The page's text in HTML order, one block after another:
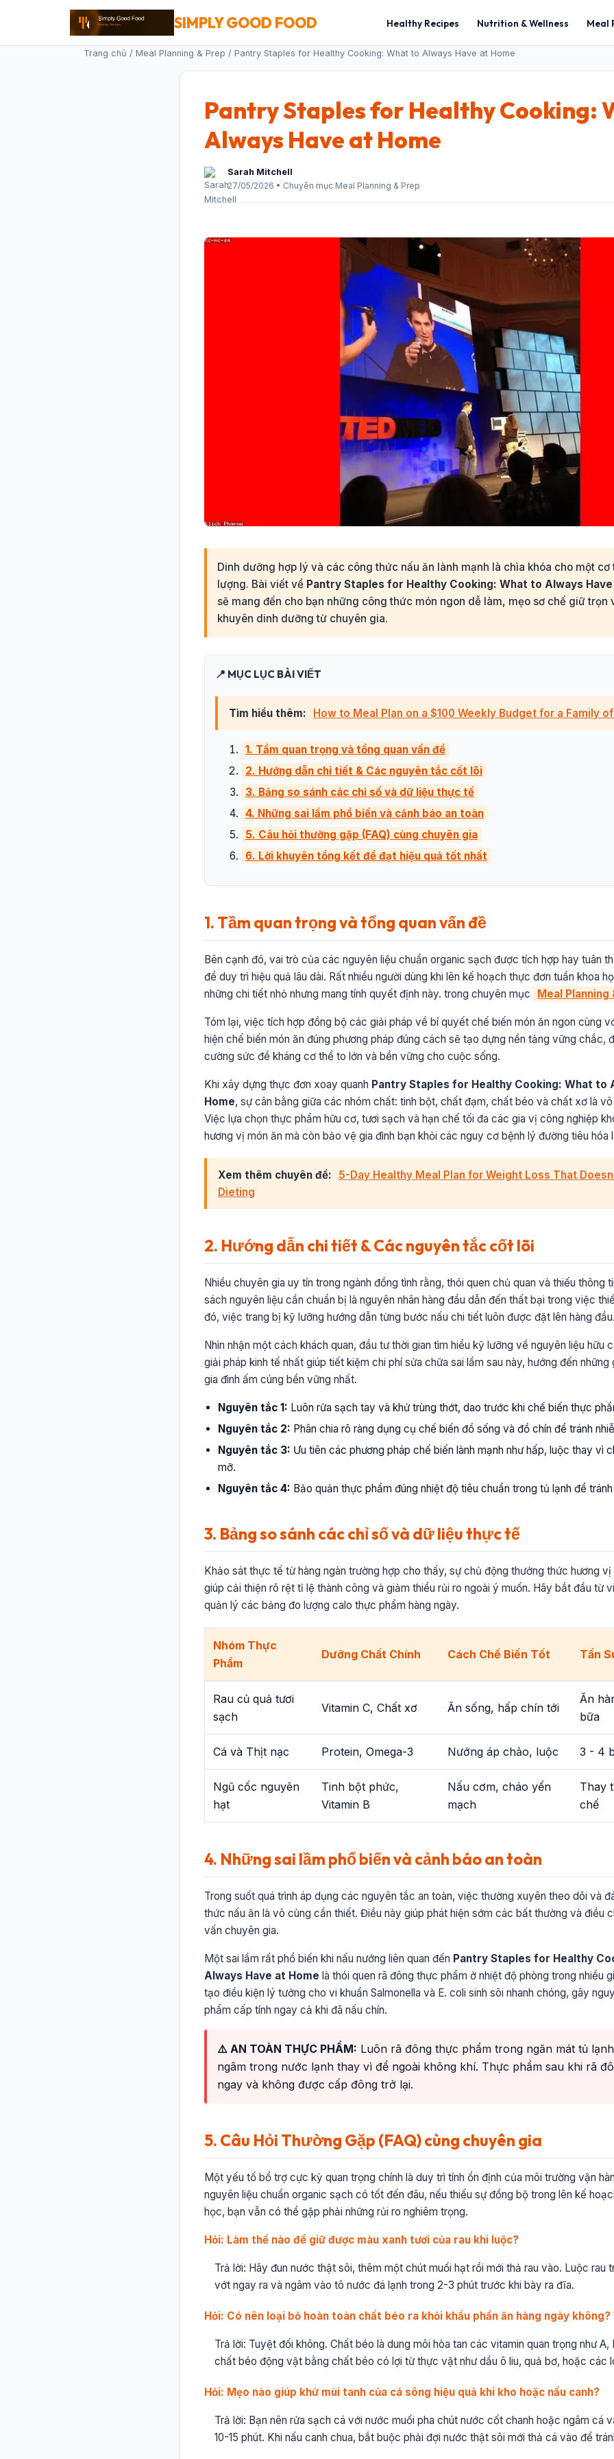
SIMPLY GOOD FOOD Healthy Recipes Nutrition & Wellness Meal
Trang chủ / Meal Planning & Prep / Pantry Staples for Healthy Cooking: What to Always Have at Home
Pantry Staples for Healthy Cooking:
Always Have at Home
Sarah Mitchell
27/05/2026 • Chuyên mục Meal Planning & Prep
Dinh dưỡng hợp lý và các công thức nấu ăn lành mạnh là chìa khóa cho một
lượng. Bài viết về Pantry Staples for Healthy Cooking: What to Always
sẽ mang đến cho bạn những công thức món ngon dễ làm, mẹo sơ chế giữ trọn
khuyên dinh dưỡng từ chuyên gia.
📍 MỤC LỤC BÀI VIẾT
Tìm hiểu thêm: How to Meal Plan on a $100 Weekly Budget for a Family
1. Tầm quan trọng và tổng quan vấn đề
2. Hướng dẫn chi tiết & Các nguyên tắc cốt lõi
3. Bảng so sánh các chỉ số và dữ liệu thực tế
4. Những sai lầm phổ biến và cảnh báo an toàn
5. Câu hỏi thường gặp (FAQ) cùng chuyên gia
6. Lời khuyên tổng kết để đạt hiệu quả tốt nhất
1. Tầm quan trọng và tổng quan vấn đề
Bên cạnh đó, vai trò của các nguyên liệu chuẩn organic sạch được tích hợp hay tuân
để duy trì hiệu quả lâu dài. Rất nhiều người dùng khi lên kế hoạch thực đơn tuần khoa
những chi tiết nhỏ nhưng mang tính quyết định này. trong chuyên mục
Meal Planning
Tóm lại, việc tích hợp đồng bộ các giải pháp về bí quyết chế biến món ăn ngon cùng
hiện chế biến món ăn đúng phương pháp đúng cách sẽ tạo dựng nền tảng vững chắc,
cường sức đề kháng cơ thể to lớn và bền vững cho cuộc sống.
Khi xây dựng thực đơn xoay quanh Pantry Staples for Healthy Cooking: What to
Home, sự cân bằng giữa các nhóm chất: tinh bột, chất đạm, chất béo và chất xơ là
Việc lựa chọn thực phẩm hữu cơ, tươi sạch và hạn chế tối đa các gia vị công nghiệp
hương vị món ăn mà còn bảo vệ gia đình bạn khỏi các nguy cơ bệnh lý đường tiêu hóa
Xem thêm chuyên đề:
5-Day Healthy Meal Plan for Weight Loss That
Dieting
2. Hướng dẫn chi tiết & Các nguyên tắc cốt lõi
Nhiều chuyên gia uy tín trong ngành đồng tình rằng, thói quen chủ quan và thiếu thông
sách nguyên liệu cần chuẩn bị là nguyên nhân hàng đầu dẫn đến thất bại trong việc
đó, việc trang bị kỹ lưỡng hướng dẫn từng bước nấu chi tiết luôn được đặt lên hàng
Nhìn nhận một cách khách quan, đầu tư thời gian tìm hiểu kỹ lưỡng về nguyên liệu hữu
giải pháp kinh tế nhất giúp tiết kiệm chi phí sửa chữa sai lầm sau này, hướng đến những
gia đình ấm cúng bền vững nhất.
Nguyên tắc 1: Luôn rửa sạch tay và khử trùng thớt, dao trước khi chế biến thực
Nguyên tắc 2: Phân chia rõ ràng dụng cụ chế biến đồ sống và đồ chín để tránh
Nguyên tắc 3: Ưu tiên các phương pháp chế biến lành mạnh như hấp, luộc thay vì
mỡ.
Nguyên tắc 4: Bảo quản thực phẩm đúng nhiệt độ tiêu chuẩn trong tủ lạnh để
3. Bảng so sánh các chỉ số và dữ liệu thực tế
Khảo sát thực tế từ hàng ngàn trường hợp cho thấy, sự chủ động thưởng thức hương
giúp cải thiện rõ rệt tỉ lệ thành công và giảm thiểu rủi ro ngoài ý muốn. Hãy bắt đầu từ
quản lý các bảng đo lượng calo thực phẩm hàng ngày.
Nhóm Thực
Phẩm
Dưỡng Chất Chính Cách Chế Biến Tốt Tần
Rau củ quả tươi
sạch
Vitamin C, Chất xơ Ăn sống, hấp chín tới
Ăn
bữa
Cá và Thịt nạc Protein, Omega-3 Nướng áp chảo, luộc 3 - 4
Ngũ cốc nguyên
hạt
Tinh bột phức,
Vitamin B
Nấu cơm, cháo yến
mạch
Thay
chế
4. Những sai lầm phổ biến và cảnh báo an toàn
Trong suốt quá trình áp dụng các nguyên tắc an toàn, việc thường xuyên theo dõi và
thức nấu ăn là vô cùng cần thiết. Điều này giúp phát hiện sớm các bất thường và điều
vấn chuyên gia.
Một sai lầm rất phổ biến khi nấu nướng liên quan đến Pantry Staples for Healthy
Always Have at Home là thói quen rã đông thực phẩm ở nhiệt độ phòng trong nhiều
tạo điều kiện lý tưởng cho vi khuẩn Salmonella và E. coli sinh sôi nhanh chóng, gây
phẩm cấp tính ngay cả khi đã nấu chín.
⚠️ AN TOÀN THỰC PHẨM: Luôn rã đông thực phẩm trong ngăn mát tủ
ngâm trong nước lạnh thay vì để ngoài không khí. Thực phẩm sau khi rã
ngay và không được cấp đông trở lại.
5. Câu Hỏi Thường Gặp (FAQ) cùng chuyên gia
Một yếu tố bổ trợ cực kỳ quan trọng chính là duy trì tính ổn định của môi trường vận
nguyên liệu chuẩn organic sạch có tốt đến đâu, nếu thiếu sự đồng bộ trong lên kế
học, bạn vẫn có thể gặp phải những rủi ro nghiêm trọng.
Hỏi: Làm thế nào để giữ được màu xanh tươi của rau khi luộc?
Trả lời: Hãy đun nước thật sôi, thêm một chút muối hạt rồi mới thả rau vào. Luộc rau
vớt ngay ra và ngâm vào tô nước đá lạnh trong 2-3 phút trước khi bày ra đĩa.
Hỏi: Có nên loại bỏ hoàn toàn chất béo ra khỏi khẩu phần ăn hàng ngày không?
Trả lời: Tuyệt đối không. Chất béo là dung môi hòa tan các vitamin quan trọng như A,
chất béo động vật bằng chất béo có lợi từ thực vật như dầu ô liu, quả bơ, hoặc các
Hỏi: Mẹo nào giúp khử mùi tanh của cá sông hiệu quả khi kho hoặc nấu canh?
Trả lời: Bạn nên rửa sạch cá với nước muối pha chút nước cốt chanh hoặc ngâm cá
10-15 phút. Khi nấu canh chua, bắt buộc phải đợi nước thật sôi mới thả cá vào để